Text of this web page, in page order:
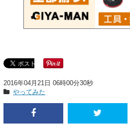
2016年04月21日 06時00分30秒
やってみた